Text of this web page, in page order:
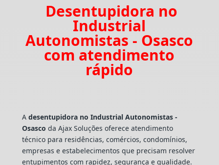
Desentupidora no
Industrial
Autonomistas - Osasco
com atendimento
rápido
A desentupidora no Industrial Autonomistas -
Osasco da Ajax Soluções oferece atendimento
técnico para residências, comércios, condomínios,
empresas e estabelecimentos que precisam resolver
entupimentos com rapidez, segurança e qualidade.